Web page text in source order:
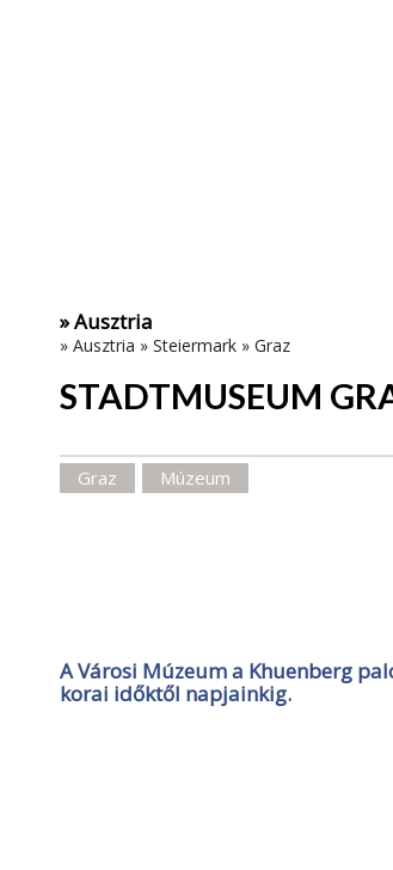
» Ausztria
» Ausztria » Steiermark » Graz
STADTMUSEUM
Graz Múzeum
A Városi Múzeum a Khuenberg
korai időktől napjainkig.